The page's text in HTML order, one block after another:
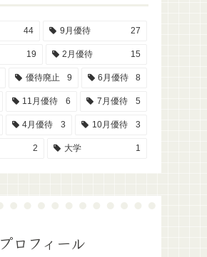
44 9月優待 27
19 2月優待 15
優待廃止 9 6月優待 8
11月優待 6 7月優待 5
4月優待 3 10月優待 3
2 大学 1
プロフィール